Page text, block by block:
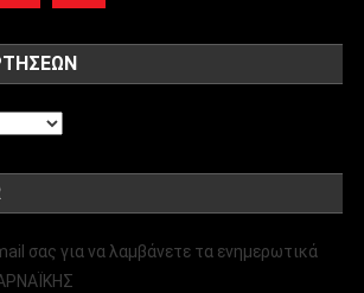
σας για να λαμβάνετε τα ενημερωτικά